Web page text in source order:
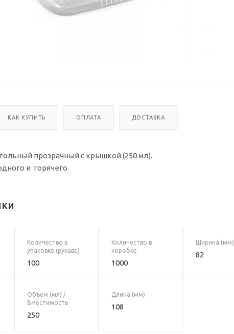
КАК КУПИТЬ ОПЛАТА ДОСТАВКА
прозрачный с крышкой (250 мл).
и горячего.
Количество в
упаковке (рукаве)
100
Количество в
коробке
1000
Ширина (мм)
82
Объём (мл) /
Вместимость
250
Длина (мм)
108